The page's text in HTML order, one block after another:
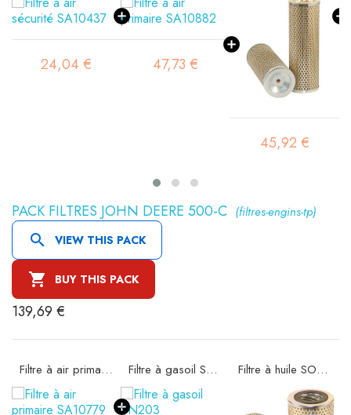
47,73 € 44,51
PACK FILTRES JOHN DEERE 500-C (filtres-engins-tp)
 VIEW THIS PACK
 BUY THIS PACK
139,69 €
Filtre à air primaire SA10779 Filtre à gasoil SN203 Filtre à huile SO587